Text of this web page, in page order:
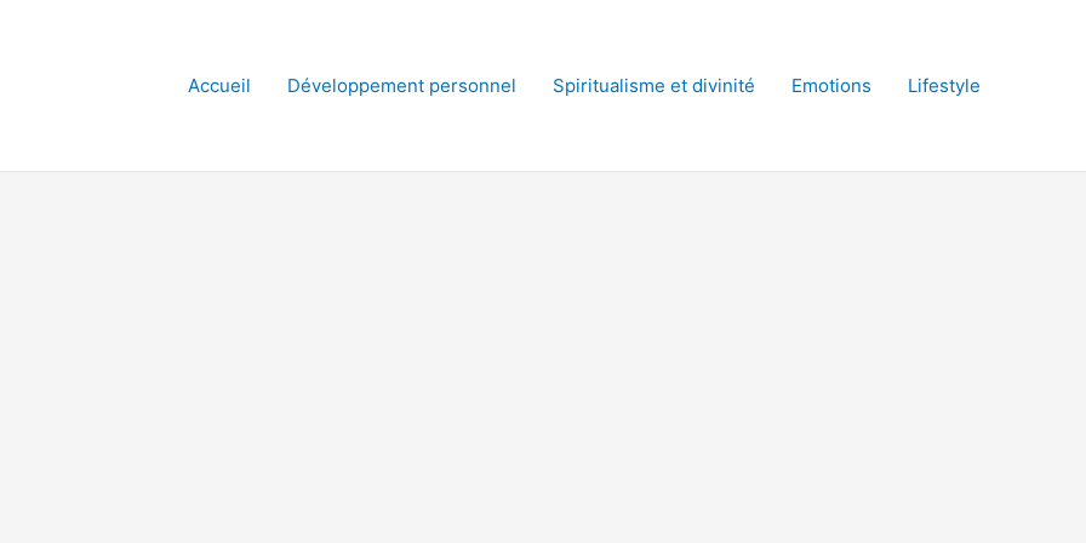
Accueil Développement personnel Spiritualisme et divinité Emotions Lifestyle